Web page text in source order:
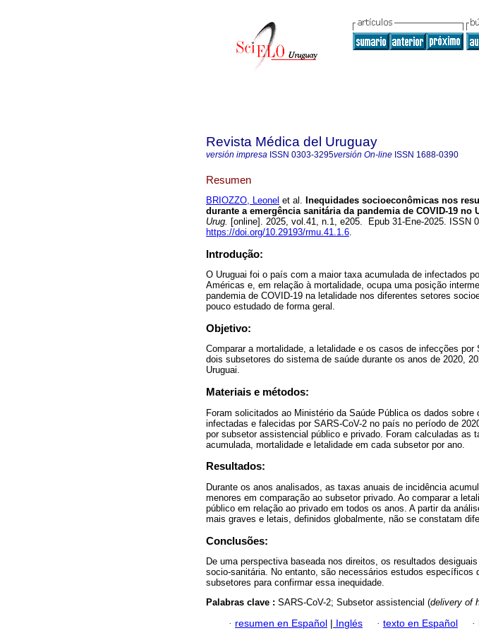
Revista Médica del Uruguay
versión impresa ISSN 0303-3295versión On-line ISSN 1688-0390
Resumen
BRIOZZO, Leonel et al. Inequidades socioeconômicas nos
durante a emergência sanitária da pandemia de COVID-19 no
Urug. [online]. 2025, vol.41, n.1, e205. Epub 31-Ene-2025. ISSN
https://doi.org/10.29193/rmu.41.1.6.
Introdução:
O Uruguai foi o país com a maior taxa acumulada de infectados
Américas e, em relação à mortalidade, ocupa uma posição
pandemia de COVID-19 na letalidade nos diferentes setores
pouco estudado de forma geral.
Objetivo:
Comparar a mortalidade, a letalidade e os casos de infecções por
dois subsetores do sistema de saúde durante os anos de 2020,
Uruguai.
Materiais e métodos:
Foram solicitados ao Ministério da Saúde Pública os dados sobre
infectadas e falecidas por SARS-CoV-2 no país no período de
por subsetor assistencial público e privado. Foram calculadas as
acumulada, mortalidade e letalidade em cada subsetor por ano.
Resultados:
Durante os anos analisados, as taxas anuais de incidência
menores em comparação ao subsetor privado. Ao comparar a
público em relação ao privado em todos os anos. A partir da
mais graves e letais, definidos globalmente, não se constatam
Conclusões:
De uma perspectiva baseada nos direitos, os resultados
socio-sanitária. No entanto, são necessários estudos
subsetores para confirmar essa inequidade.
Palabras clave : SARS-CoV-2; Subsetor assistencial (delivery of
· resumen en Español Inglés · texto en Español ·